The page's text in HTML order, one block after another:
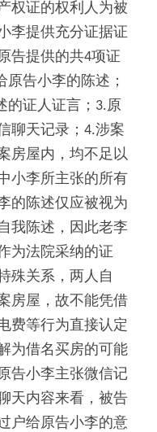
权证的权利人为被
李提供充分证据证
告提供的共4项证
告小李的陈述；
的证人证言；3.原
聊天记录；4.涉案
房屋内，均不足以
小李所主张的所有
的陈述仅应被视为
我陈述，因此老李
为法院采纳的证
殊关系，两人自
房屋，故不能凭借
费等行为直接认定
为借名买房的可能
告小李主张微信记
天内容来看，被告
户给原告小李的意